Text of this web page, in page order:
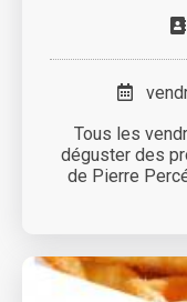
Tous les
déguster des
de Pierre